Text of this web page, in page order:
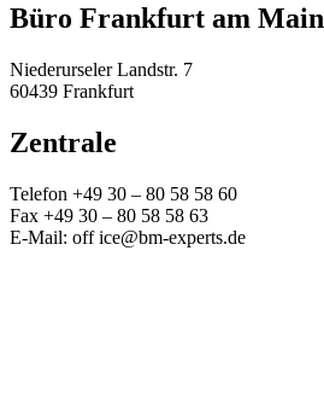
Büro Frankfurt am Main
Niederurseler Landstr. 7
60439 Frankfurt
Zentrale
Telefon +49 30 – 80 58 58 60
Fax +49 30 – 80 58 58 63
E-Mail: off ice@bm-experts.de